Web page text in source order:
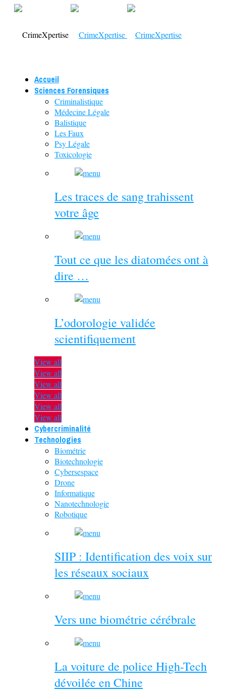
Accueil
Sciences Forensiques
Criminalistique
Médecine Légale
Balistique
Les Faux
Psy Légale
Toxicologie
Les traces de sang trahissent
votre âge
Tout ce que les diatomées ont à
dire …
L’odorologie validée
scientifiquement
View all
View all
View all
View all
View all
View all
Cybercriminalité
Technologies
Biométrie
Biotechnologie
Cybersespace
Drone
Informatique
Nanotechnologie
Robotique
SIIP : Identification des voix sur
les réseaux sociaux
Vers une biométrie cérébrale
La voiture de police High-Tech
dévoilée en Chine